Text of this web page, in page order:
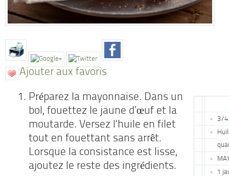
Ajouter aux favoris
3/4
1
Préparez la mayonnaise. Dans un
bol, fouettez le jaune d’œuf et la
moutarde. Versez l’huile en filet
tout en fouettant sans arrêt.
Lorsque la consistance est lisse,
ajoutez le reste des ingrédients.